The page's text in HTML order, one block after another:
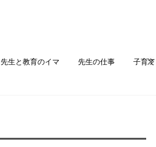
先生と教育のイマ 先生の仕事 子育て